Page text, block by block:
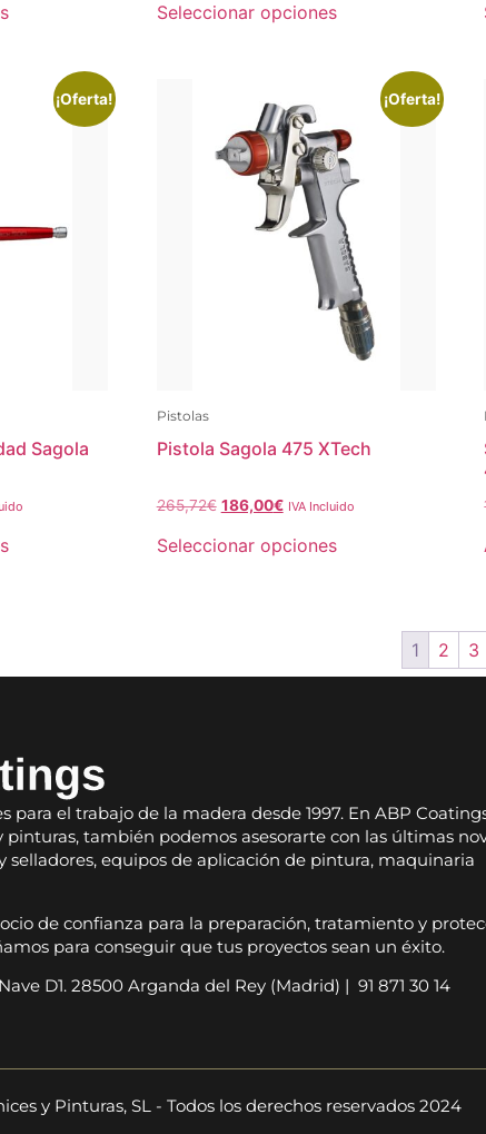
Seleccionar opciones
¡Oferta!
Sagola
¡Oferta!
Pistolas
Pistola Sagola 475 XTech
265,72€ 186,00€ IVA Incluido
Seleccionar opciones
1 2 3
para el trabajo de la madera desde 1997. En ABP
pinturas, también podemos asesorarte con las últimas
selladores, equipos de aplicación de pintura, maquinaria
de confianza para la preparación, tratamiento y
para conseguir que tus proyectos sean un éxito.
D1. 28500 Arganda del Rey (Madrid) | 91 871 30 14
y Pinturas, SL - Todos los derechos reservados 2024